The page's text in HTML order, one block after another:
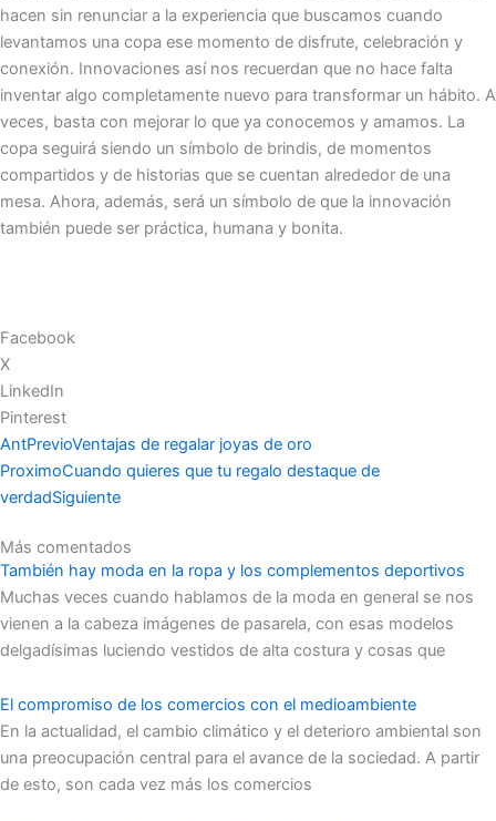
hacen sin renunciar a la experiencia que buscamos cuando
levantamos una copa ese momento de disfrute, celebración y
conexión. Innovaciones así nos recuerdan que no hace falta
inventar algo completamente nuevo para transformar un hábito. A
veces, basta con mejorar lo que ya conocemos y amamos. La
copa seguirá siendo un símbolo de brindis, de momentos
compartidos y de historias que se cuentan alrededor de una
mesa. Ahora, además, será un símbolo de que la innovación
también puede ser práctica, humana y bonita.
Facebook
X
LinkedIn
Pinterest
AntPrevioVentajas de regalar joyas de oro
ProximoCuando quieres que tu regalo destaque de
verdadSiguiente
Más comentados
También hay moda en la ropa y los complementos deportivos
Muchas veces cuando hablamos de la moda en general se nos
vienen a la cabeza imágenes de pasarela, con esas modelos
delgadísimas luciendo vestidos de alta costura y cosas que
El compromiso de los comercios con el medioambiente
En la actualidad, el cambio climático y el deterioro ambiental son
una preocupación central para el avance de la sociedad. A partir
de esto, son cada vez más los comercios